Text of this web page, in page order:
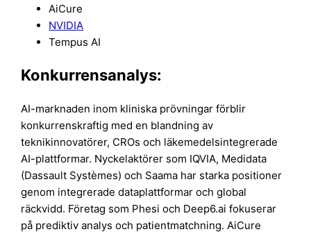
AiCure
NVIDIA
Tempus AI
Konkurrensanalys:
AI-marknaden inom kliniska prövningar förblir
konkurrenskraftig med en blandning av
teknikinnovatörer, CROs och läkemedelsintegrerade
AI-plattformar. Nyckelaktörer som IQVIA, Medidata
(Dassault Systèmes) och Saama har starka positioner
genom integrerade dataplattformar och global
räckvidd. Företag som Phesi och Deep6.ai fokuserar
på prediktiv analys och patientmatchning. AiCure